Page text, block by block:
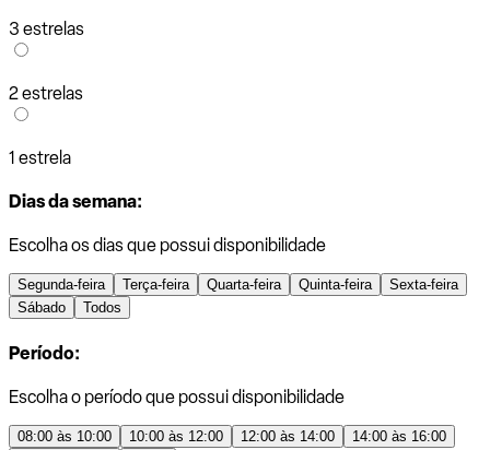
3 estrelas
2 estrelas
1 estrela
Dias da semana:
Escolha os dias que possui disponibilidade
Segunda-feira Terça-feira Quarta-feira Quinta-feira
Sexta-feira
Sábado
Todos
Período:
Escolha o período que possui disponibilidade
08:00 às 10:00 10:00 às 12:00 12:00 às 14:00
14:00 às 16:00